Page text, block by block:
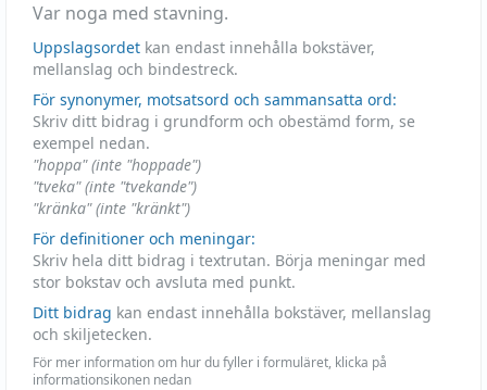
Var noga med stavning.
Uppslagsordet kan endast innehålla bokstäver,
mellanslag och bindestreck.
För synonymer, motsatsord och sammansatta ord:
Skriv ditt bidrag i grundform och obestämd form, se
exempel nedan.
"hoppa" (inte "hoppade")
"tveka" (inte "tvekande")
"kränka" (inte "kränkt")
För definitioner och meningar:
Skriv hela ditt bidrag i textrutan. Börja meningar med
stor bokstav och avsluta med punkt.
Ditt bidrag kan endast innehålla bokstäver, mellanslag
och skiljetecken.
För mer information om hur du fyller i formuläret, klicka på
informationsikonen nedan